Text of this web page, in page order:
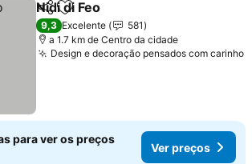
PartilharAdicionar aos favoritos
Nidi di Feo
9,3 Excelente
581
a 1.7 km de Centro da cidade
Design e decoração pensados com carinho
para ver os preços
Ver preços